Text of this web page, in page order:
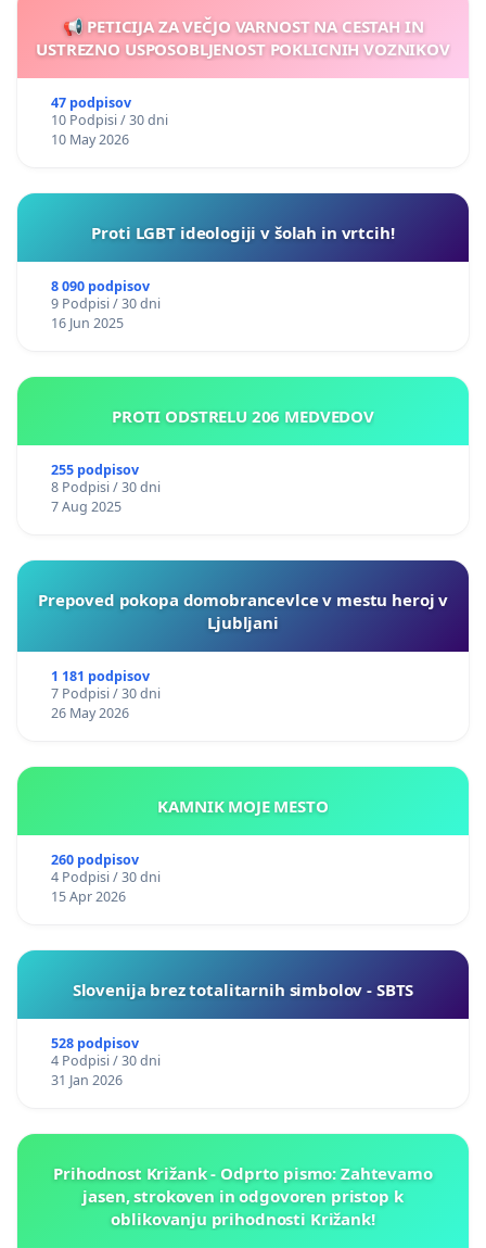
📢 PETICIJA ZA VEČJO VARNOST NA CESTAH IN
USTREZNO USPOSOBLJENOST POKLICNIH VOZNIKOV
47 podpisov
10 Podpisi / 30 dni
10 May 2026
Proti LGBT ideologiji v šolah in vrtcih!
8 090 podpisov
9 Podpisi / 30 dni
16 Jun 2025
PROTI ODSTRELU 206 MEDVEDOV
255 podpisov
8 Podpisi / 30 dni
7 Aug 2025
Prepoved pokopa domobrancevlce v mestu heroj v
Ljubljani
1 181 podpisov
7 Podpisi / 30 dni
26 May 2026
KAMNIK MOJE MESTO
260 podpisov
4 Podpisi / 30 dni
15 Apr 2026
Slovenija brez totalitarnih simbolov - SBTS
528 podpisov
4 Podpisi / 30 dni
31 Jan 2026
Prihodnost Križank - Odprto pismo: Zahtevamo
jasen, strokoven in odgovoren pristop k
oblikovanju prihodnosti Križank!